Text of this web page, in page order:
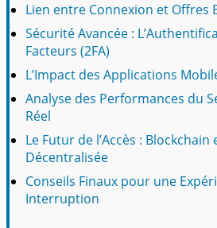
Lien entre Connexion et Offres
Sécurité Avancée :
Facteurs (2FA)
L’Impact des Applications
Analyse des Performances du
Réel
Le Futur de l’Accès :
Décentralisée
Conseils Finaux pour une
Interruption